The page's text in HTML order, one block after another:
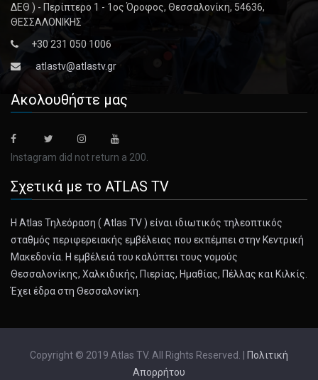
ΔΕΘ ) - Περίπτερο 1 - 1ος Όροφος, Θεσσαλονίκη, 54636,
ΘΕΣΣΑΛΟΝΙΚΗΣ
+30 231 050 1006
atlastv@atlastv.gr
Ακολουθήστε μας
Instagram did not return a 200.
Σχετικά με το ATLAS TV
Η Atlas Τηλεόραση ( Atlas TV ) είναι ιδιωτικός τηλεοπτικός
σταθμός περιφερειακής εμβέλειας που εκπέμπει στην Κεντρική
Μακεδονία. Η εμβέλειά του καλύπτει τους νομούς
Θεσσαλονίκης, Χαλκιδικής, Πιερίας, Ημαθίας, Πέλλας και Κιλκίς.
Έχει έδρα στη Θεσσαλονίκη.
Copyright © 2019 Atlas TV. All Rights Reserved. | Πολιτική
Απορρήτου